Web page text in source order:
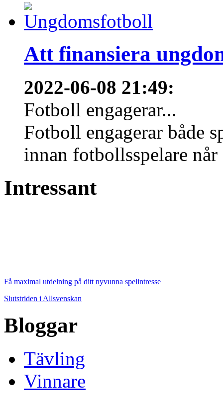
Att finansiera
2022-06-08 21:49:
Fotboll engagerar...
Fotboll engagerar både
innan fotbollsspelare
Intressant
Få maximal utdelning på ditt nyvunna spelintresse
Slutstriden i Allsvenskan
Bloggar
Tävling
Vinnare